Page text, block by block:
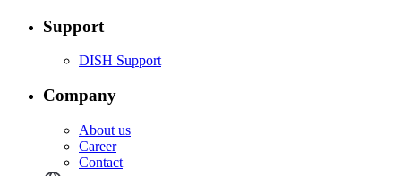
Support
DISH Support
Company
About us
Career
Contact